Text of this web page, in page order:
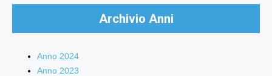
Archivio Anni
Anno 2024
Anno 2023